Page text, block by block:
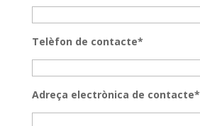
Telèfon de contacte*
Adreça electrònica de contacte*